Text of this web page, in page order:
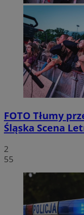
FOTO Tłumy
Śląska Scena
2
55